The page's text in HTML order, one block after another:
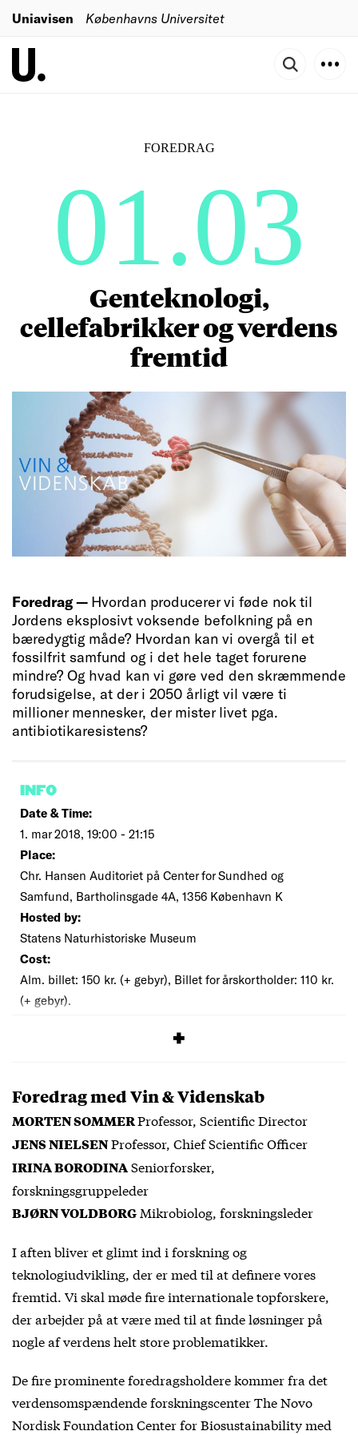
Uniavisen Københavns Universitet
FOREDRAG
01.03
Genteknologi,
cellefabrikker og verdens
fremtid
Foredrag — Hvordan producerer vi føde nok til
Jordens eksplosivt voksende befolkning på en
bæredygtig måde? Hvordan kan vi overgå til et
fossilfrit samfund og i det hele taget forurene
mindre? Og hvad kan vi gøre ved den skræmmende
forudsigelse, at der i 2050 årligt vil være ti
millioner mennesker, der mister livet pga.
antibiotikaresistens?
INFO
Date & Time:
1. mar 2018, 19:00 - 21:15
Place:
Chr. Hansen Auditoriet på Center for Sundhed og
Samfund, Bartholinsgade 4A, 1356 København K
Hosted by:
Statens Naturhistoriske Museum
Cost:
Alm. billet: 150 kr. (+ gebyr), Billet for årskortholder: 110 kr.
(+ gebyr).
Foredrag med Vin & Videnskab
MORTEN SOMMERProfessor, Scientific Director
JENS NIELSENProfessor, Chief Scientific Officer
IRINA BORODINASeniorforsker,
forskningsgruppeleder
BJØRN VOLDBORG Mikrobiolog, forskningsleder
I aften bliver et glimt ind i forskning og
teknologiudvikling, der er med til at definere vores
fremtid. Vi skal møde fire internationale topforskere,
der arbejder på at være med til at finde løsninger på
nogle af verdens helt store problematikker.
De fire prominente foredragsholdere kommer fra det
verdensomspændende forskningscenter The Novo
Nordisk Foundation Center for Biosustainability med